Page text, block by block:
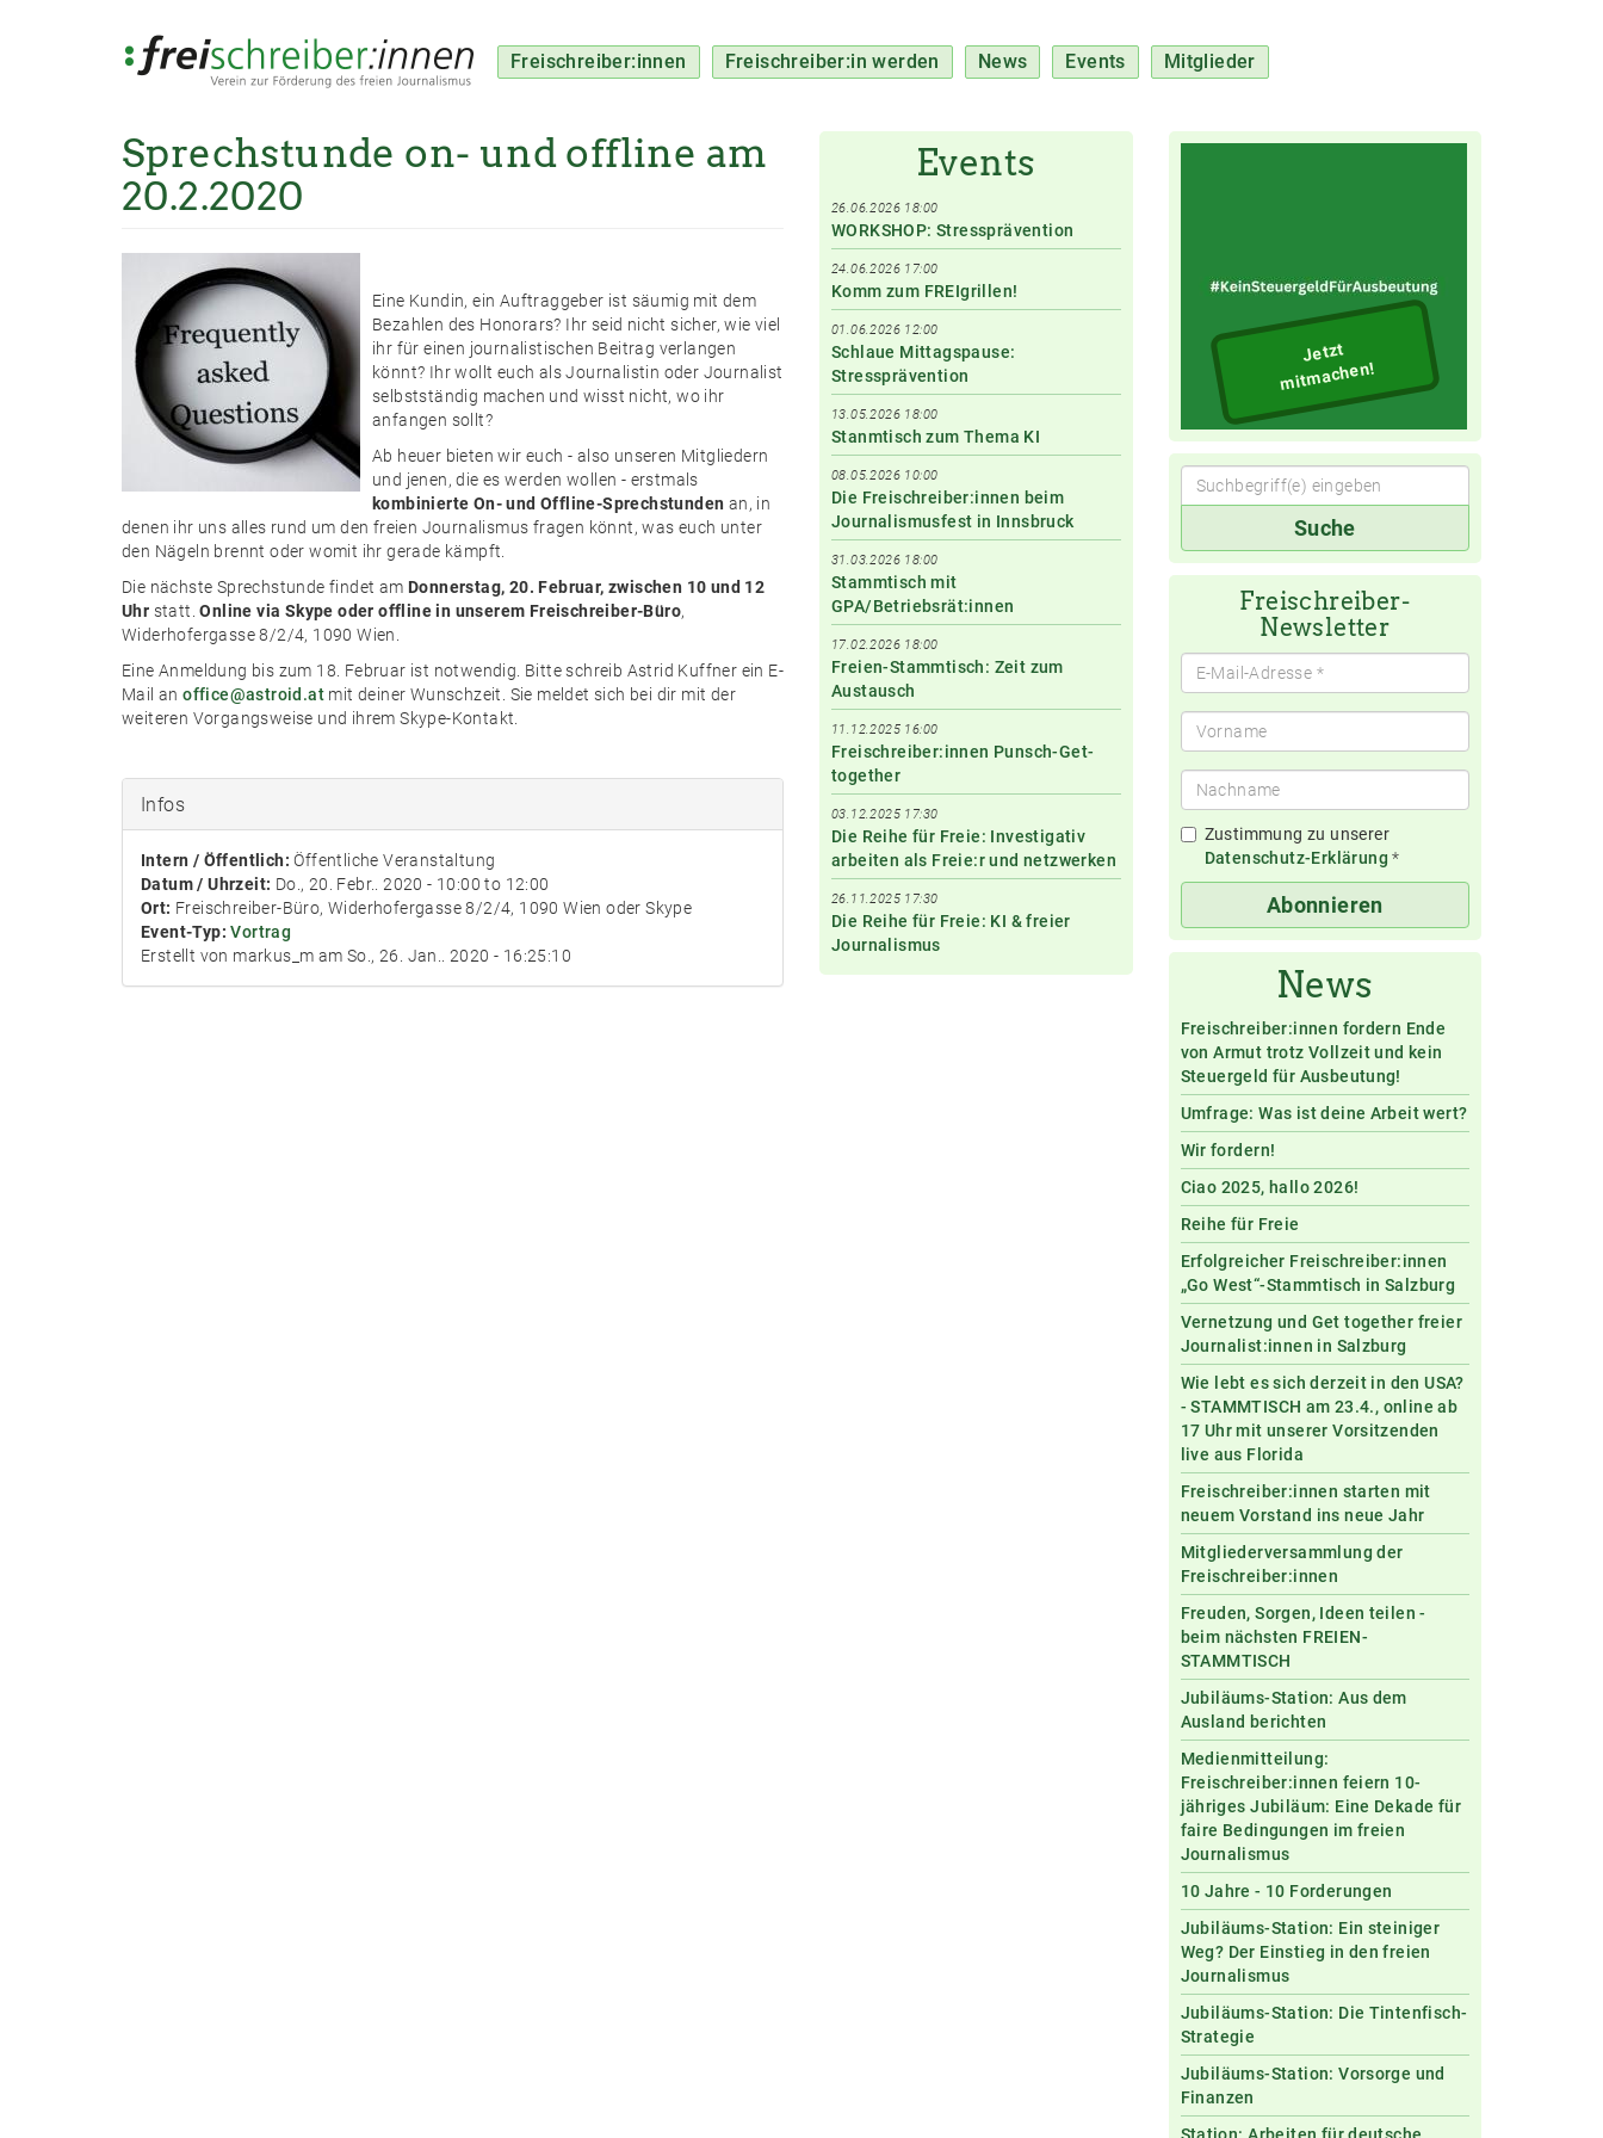
Freischreiber:innen Freischreiber:in werden News Events Mitglieder
Sprechstunde on- und offline am
20.2.2020
Eine Kundin, ein Auftraggeber ist säumig mit dem
Bezahlen des Honorars? Ihr seid nicht sicher, wie viel
ihr für einen journalistischen Beitrag verlangen
könnt? Ihr wollt euch als Journalistin oder Journalist
selbstständig machen und wisst nicht, wo ihr
anfangen sollt?
Ab heuer bieten wir euch - also unseren Mitgliedern
und jenen, die es werden wollen - erstmals
kombinierte On- und Offline-Sprechstunden an, in
denen ihr uns alles rund um den freien Journalismus fragen könnt, was euch unter
den Nägeln brennt oder womit ihr gerade kämpft.
Die nächste Sprechstunde findet am Donnerstag, 20. Februar, zwischen 10 und 12
Uhr statt.Online via Skype oder offline in unserem Freischreiber-Büro,
Widerhofergasse 8/2/4, 1090 Wien.
Eine Anmeldung bis zum 18. Februar ist notwendig. Bitte schreib Astrid Kuffner ein E-
Mail anoffice@astroid.at mit deiner Wunschzeit. Sie meldet sich bei dir mit der
weiteren Vorgangsweise und ihrem Skype-Kontakt.
Infos
Intern / Öffentlich:Öffentliche Veranstaltung
Datum / Uhrzeit: Do., 20. Febr.. 2020 - 10:00 to 12:00
Ort: Freischreiber-Büro, Widerhofergasse 8/2/4, 1090 Wien oder Skype
Event-Typ:Vortrag
Erstellt von markus_m am So., 26. Jan.. 2020 - 16:25:10
Events
26.06.2026 18:00
WORKSHOP: Stressprävention
24.06.2026 17:00
Komm zum FREIgrillen!
01.06.2026 12:00
Schlaue Mittagspause:
Stressprävention
13.05.2026 18:00
Stanmtisch zum Thema KI
08.05.2026 10:00
Die Freischreiber:innen beim
Journalismusfest in Innsbruck
31.03.2026 18:00
Stammtisch mit
GPA/Betriebsrät:innen
17.02.2026 18:00
Freien-Stammtisch: Zeit zum
Austausch
11.12.2025 16:00
Freischreiber:innen Punsch-Get-
together
03.12.2025 17:30
Die Reihe für Freie: Investigativ
arbeiten als Freie:r und netzwerken
26.11.2025 17:30
Die Reihe für Freie: KI & freier
Journalismus
Jetzt
mitmachen!
Suchbegriff(e)Suche
Freischreiber-
Newsletter
Zustimmung zu unserer
Datenschutz-Erklärung *
Abonnieren
News
Freischreiber:innen fordern Ende
von Armut trotz Vollzeit und kein
Steuergeld für Ausbeutung!
Umfrage: Was ist deine Arbeit wert?
Wir fordern!
Ciao 2025, hallo 2026!
Reihe für Freie
Erfolgreicher Freischreiber:innen
„Go West“-Stammtisch in Salzburg
Vernetzung und Get together freier
Journalist:innen in Salzburg
Wie lebt es sich derzeit in den USA?
- STAMMTISCH am 23.4., online ab
17 Uhr mit unserer Vorsitzenden
live aus Florida
Freischreiber:innen starten mit
neuem Vorstand ins neue Jahr
Mitgliederversammlung der
Freischreiber:innen
Freuden, Sorgen, Ideen teilen -
beim nächsten FREIEN-
STAMMTISCH
Jubiläums-Station: Aus dem
Ausland berichten
Medienmitteilung:
Freischreiber:innen feiern 10-
jähriges Jubiläum: Eine Dekade für
faire Bedingungen im freien
Journalismus
10 Jahre - 10 Forderungen
Jubiläums-Station: Ein steiniger
Weg? Der Einstieg in den freien
Journalismus
Jubiläums-Station: Die Tintenfisch-
Strategie
Jubiläums-Station: Vorsorge und
Finanzen